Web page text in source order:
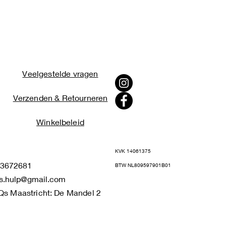
KVK 14061375
BTW NL809597901B01
Veelgestelde vragen
Verzenden & Retourneren
Winkelbeleid
Maastricht: De Mandel 2